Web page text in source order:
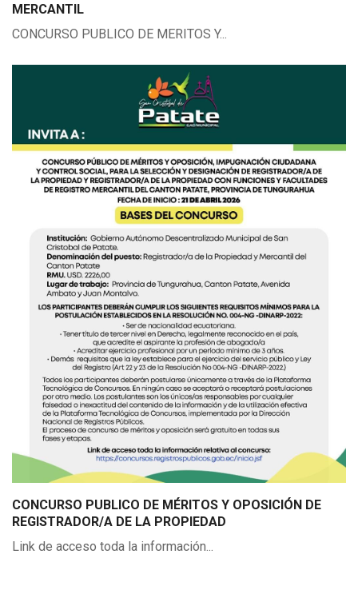
MERCANTIL
CONCURSO PUBLICO DE MERITOS Y...
CONCURSO PUBLICO DE MÉRITOS Y OPOSICIÓN DE
REGISTRADOR/A DE LA PROPIEDAD
Link de acceso toda la información...